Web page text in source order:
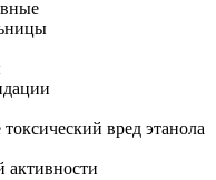
вред этанола
активности